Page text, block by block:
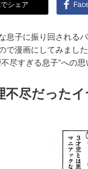
シェア
息子に振り回される
で漫画にしてみまし
尽すぎる息子”への思
不尽だった